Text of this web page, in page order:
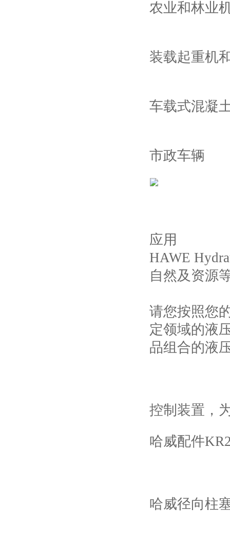
农业和林业
装载起重机
车载式混凝
市政车辆
应用
HAWE
自然及资源
请您按照您
定领域的液
品组合的液
控制装置，
哈威配件
哈威径向柱